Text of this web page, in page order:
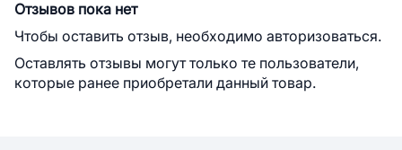
Отзывов пока нет
Чтобы оставить отзыв, необходимо авторизоваться.
Оставлять отзывы могут только те пользователи,
которые ранее приобретали данный товар.